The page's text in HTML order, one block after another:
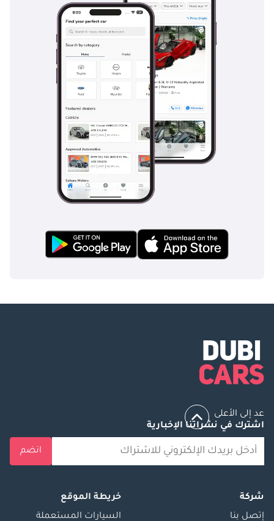
عد إلى الأعلى
اشترك في نشراتنا الإخبارية
انضم
شركة
إتصل بنا
خريطة الموقع
السيارات المستعملة